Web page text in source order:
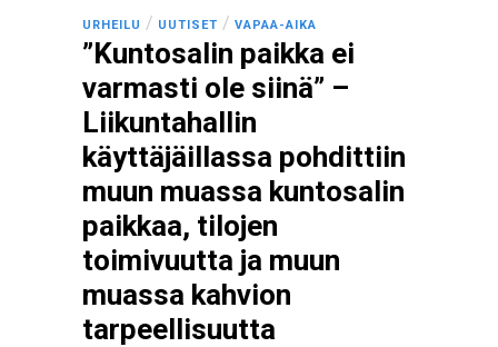
URHEILU / UUTISET / VAPAA-AIKA
”Kuntosalin paikka ei
varmasti ole siinä” –
Liikuntahallin
käyttäjäillassa pohdittiin
muun muassa kuntosalin
paikkaa, tilojen
toimivuutta ja muun
muassa kahvion
tarpeellisuutta